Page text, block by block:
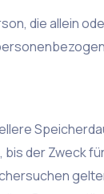
die allein
der Zweck